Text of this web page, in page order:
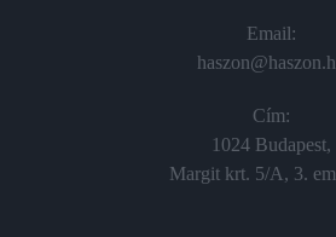
Email:
Cím:
1024 Budapest,
Margit krt. 5/A, 3.